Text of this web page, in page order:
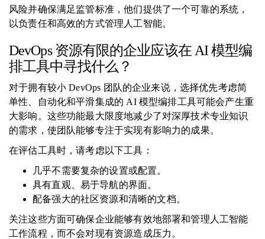
风险并确保满足监管标准，他们提供了一个可靠的系统，
以负责任和高效的方式管理人工智能。
DevOps 资源有限的企业应该在 AI 模型编
排工具中寻找什么？
对于拥有较小 DevOps 团队的企业来说，选择优先考虑简
单性、自动化和平滑集成的 AI 模型编排工具可能会产生重
大影响。这些功能最大限度地减少了对深厚技术专业知识
的需求，使团队能够专注于实现有影响力的成果。
在评估工具时，请考虑以下工具：
几乎不需要复杂的设置或配置。
具有直观、易于导航的界面。
配备强大的社区资源和清晰的文档。
关注这些方面可确保企业能够有效地部署和管理人工智能
工作流程，而不会对现有资源造成压力。